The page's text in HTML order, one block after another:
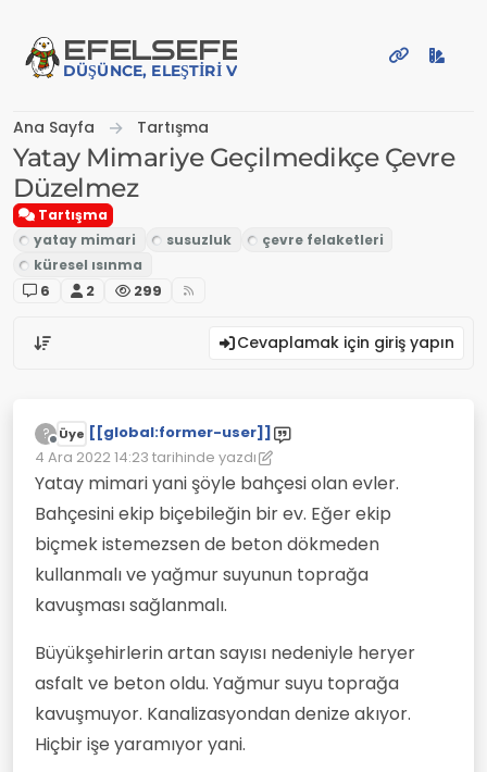
EFELSEFE
DÜŞÜNCE, ELEŞTIRI VE PAYLAŞIM PLATFORMU
Ana Sayfa Tartışma
Yatay Mimariye Geçilmedikçe Çevre
Düzelmez
Tartışma
6 2 299
Cevaplamak için giriş yapın
?
Çevrimdışı
Üye [[global:former-user]]
4 Ara 2022 14:23 tarihinde yazdı
Son düzenleyen: [[global:former-user]]
Yatay mimari yani şöyle bahçesi olan evler.
Bahçesini ekip biçebileğin bir ev. Eğer ekip
biçmek istemezsen de beton dökmeden
kullanmalı ve yağmur suyunun toprağa
kavuşması sağlanmalı.
Büyükşehirlerin artan sayısı nedeniyle heryer
asfalt ve beton oldu. Yağmur suyu toprağa
kavuşmuyor. Kanalizasyondan denize akıyor.
Hiçbir işe yaramıyor yani.